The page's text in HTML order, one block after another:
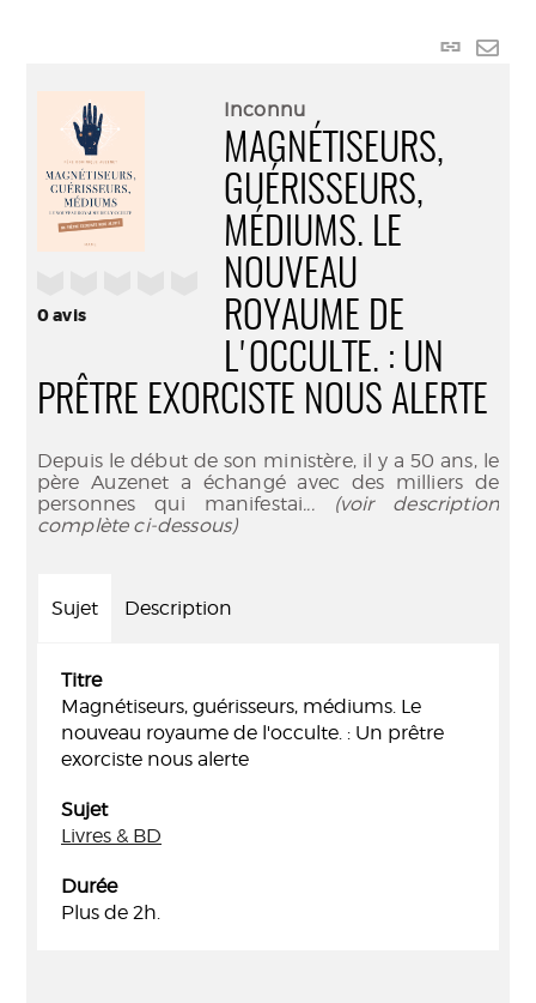
Lien
0avis
Inconnu
MAGNÉTISEURS,
GUÉRISSEURS,
MÉDIUMS. LE
NOUVEAU
ROYAUME DE
L'OCCULTE. : UN
PRÊTRE EXORCISTE NOUS ALERTE
Depuis le début de son ministère, il y a 50 ans, le
père Auzenet a échangé avec des milliers de
personnes qui manifestai... (voir description
complète ci-dessous)
Sujet Description
Titre
Magnétiseurs, guérisseurs, médiums. Le
nouveau royaume de l'occulte. : Un prêtre
exorciste nous alerte
Sujet
Livres & BD
Durée
Plus de 2h.